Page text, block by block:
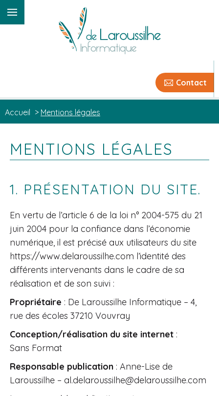
Contact
Accueil > Mentions légales
MENTIONS LÉGALES
1. PRÉSENTATION DU SITE.
En vertu de l’article 6 de la loi n° 2004-575 du 21
juin 2004 pour la confiance dans l’économie
numérique, il est précisé aux utilisateurs du site
https://www.delaroussilhe.com l’identité des
différents intervenants dans le cadre de sa
réalisation et de son suivi :
Propriétaire : De Laroussilhe Informatique – 4,
rue des écoles 37210 Vouvray
Conception/réalisation du site internet :
Sans Format
Responsable publication : Anne-Lise de
Laroussilhe – al.delaroussilhe@delaroussilhe.com